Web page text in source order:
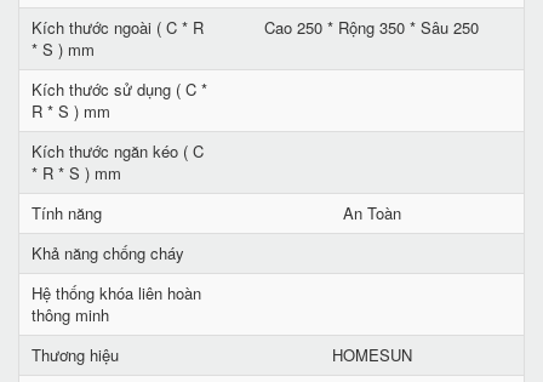
Kích thước ngoài ( C * R
* S ) mm
Cao 250 * Rộng 350 * Sâu 250
Kích thước sử dụng ( C *
R * S ) mm
Kích thước ngăn kéo ( C
* R * S ) mm
Tính năng
An Toàn
Khả năng chống cháy
Hệ thống khóa liên hoàn
thông minh
Thương hiệu
HOMESUN